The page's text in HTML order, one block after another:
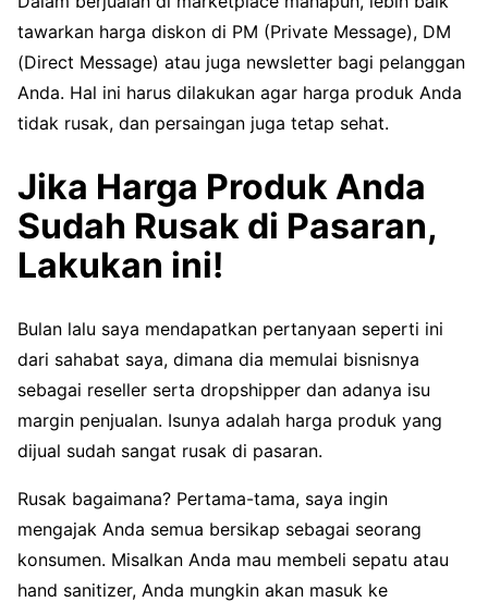
tawarkan harga diskon di PM (Private Message), DM
(Direct Message) atau juga newsletter bagi pelanggan
Anda. Hal ini harus dilakukan agar harga produk Anda
tidak rusak, dan persaingan juga tetap sehat.
Jika Harga Produk Anda
Sudah Rusak di Pasaran,
Lakukan ini!
Bulan lalu saya mendapatkan pertanyaan seperti ini
dari sahabat saya, dimana dia memulai bisnisnya
sebagai reseller serta dropshipper dan adanya isu
margin penjualan. Isunya adalah harga produk yang
dijual sudah sangat rusak di pasaran.
Rusak bagaimana? Pertama-tama, saya ingin
mengajak Anda semua bersikap sebagai seorang
konsumen. Misalkan Anda mau membeli sepatu atau
hand sanitizer, Anda mungkin akan masuk ke